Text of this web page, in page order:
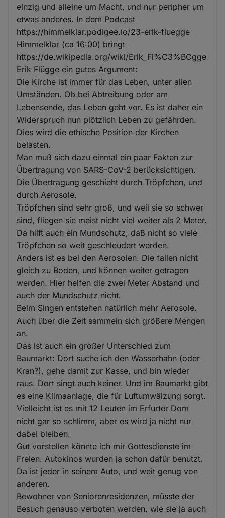
einzig und alleine um Macht, und nur peripher um
etwas anderes. In dem Podcast
https://himmelklar.podigee.io/23-erik-fluegge
Himmelklar (ca 16:00) bringt
https://de.wikipedia.org/wiki/Erik_Fl%C3%BCgge
Erik Flügge ein gutes Argument:
Die Kirche ist immer für das Leben, unter allen
Umständen. Ob bei Abtreibung oder am
Lebensende, das Leben geht vor. Es ist daher ein
Widerspruch nun plötzlich Leben zu gefährden.
Dies wird die ethische Position der Kirchen
belasten.
Man muß sich dazu einmal ein paar Fakten zur
Übertragung von SARS-CoV-2 berücksichtigen.
Die Übertragung geschieht durch Tröpfchen, und
durch Aerosole.
Tröpfchen sind sehr groß, und weil sie so schwer
sind, fliegen sie meist nicht viel weiter als 2 Meter.
Da hilft auch ein Mundschutz, daß nicht so viele
Tröpfchen so weit geschleudert werden.
Anders ist es bei den Aerosolen. Die fallen nicht
gleich zu Boden, und können weiter getragen
werden. Hier helfen die zwei Meter Abstand und
auch der Mundschutz nicht.
Beim Singen entstehen natürlich mehr Aerosole.
Auch über die Zeit sammeln sich größere Mengen
an.
Das ist auch ein großer Unterschied zum
Baumarkt: Dort suche ich den Wasserhahn (oder
Kran?), gehe damit zur Kasse, und bin wieder
raus. Dort singt auch keiner. Und im Baumarkt gibt
es eine Klimaanlage, die für Luftumwälzung sorgt.
Vielleicht ist es mit 12 Leuten im Erfurter Dom
nicht gar so schlimm, aber es wird ja nicht nur
dabei bleiben.
Gut vorstellen könnte ich mir Gottesdienste im
Freien. Autokinos wurden ja schon dafür benutzt.
Da ist jeder in seinem Auto, und weit genug von
anderen.
Bewohner von Seniorenresidenzen, müsste der
Besuch genauso verboten werden, wie sie ja auch